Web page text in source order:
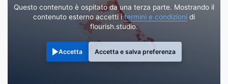
Questo contenuto è ospitato da una terza parte. Mostrando il
contenuto esterno accetti itermini e condizioni di
flourish.studio.
Accetta Accetta e salva preferenza